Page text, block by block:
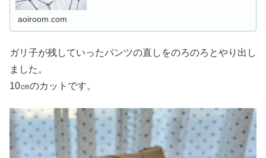
aoiroom.com
ガリ子が残していったパンツの直しをのろのろとやり出し
ました。
10㎝のカットです。